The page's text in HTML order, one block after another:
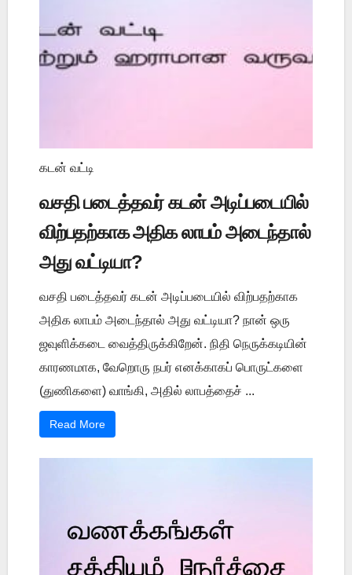
கடன் வட்டி
வசதி படைத்தவர் கடன் அடிப்படையில்
விற்பதற்காக அதிக லாபம் அடைந்தால்
அது வட்டியா?
வசதி படைத்தவர் கடன் அடிப்படையில் விற்பதற்காக
அதிக லாபம் அடைந்தால் அது வட்டியா? நான் ஒரு
ஜவுளிக்கடை வைத்திருக்கிறேன். நிதி நெருக்கடியின்
காரணமாக, வேறொரு நபர் எனக்காகப் பொருட்களை
(துணிகளை) வாங்கி, அதில் லாபத்தைச் ...
Read More